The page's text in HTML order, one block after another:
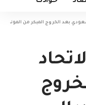
بعد الخروج المبكر من المونديال